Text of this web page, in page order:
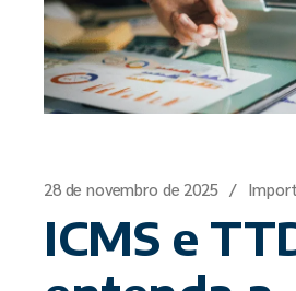
28 de novembro de 2025
ICMS e